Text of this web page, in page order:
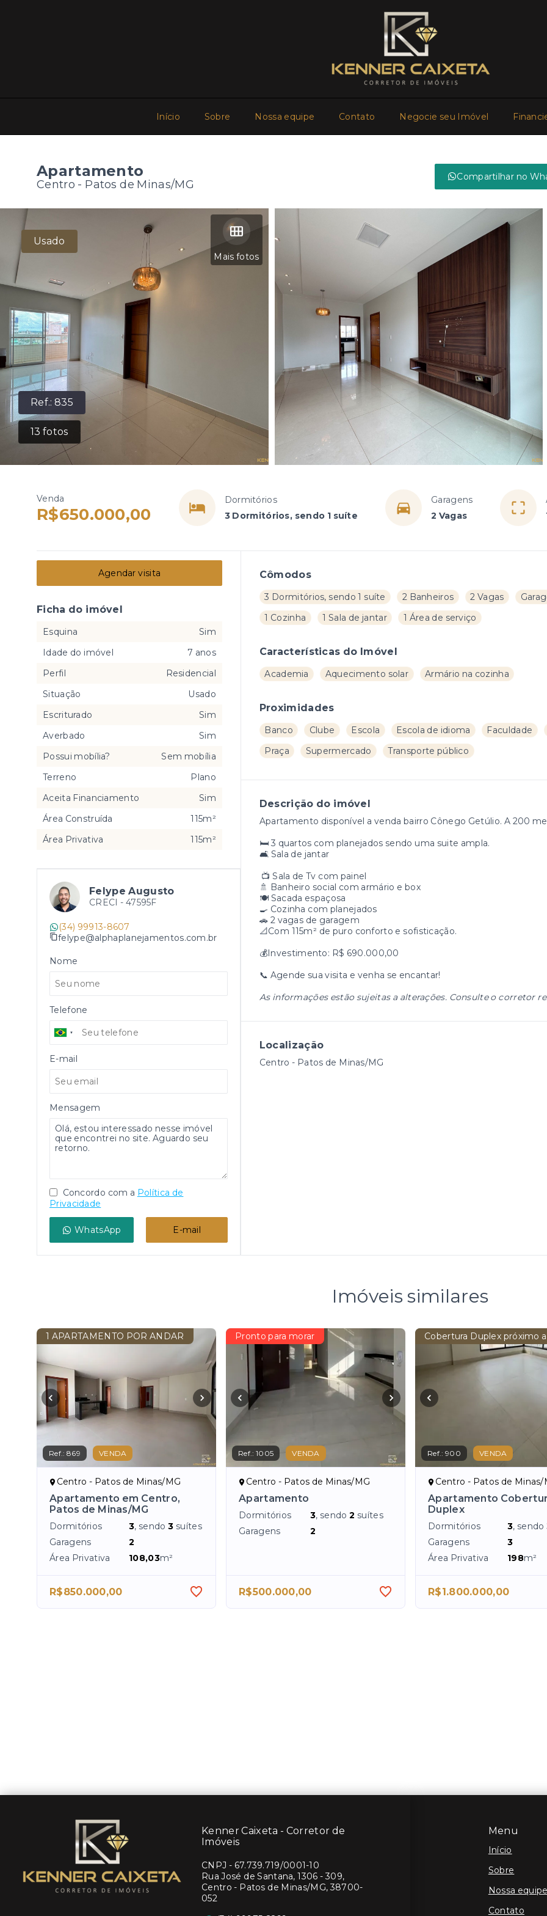
Início Sobre Nossa equipe Contato Negocie seu Imóvel
Apartamento
Centro - Patos de Minas/MG
Compartilhar no
Ref.:835
13 fotos
Mais fotos
Usado
Venda
R$650.000,00
Dormitórios
3 Dormitórios, sendo 1 suíte
Garagens
2 Vagas
Cômodos
3 Dormitórios, sendo 1 suíte 2 Banheiros 2 Vagas
1 Cozinha
1 Sala de jantar 1 Área de serviço
Características do Imóvel
Academia Aquecimento solar Armário na cozinha
Proximidades
Banco Clube Escola Escola de idioma Faculdade
Praça
Supermercado Transporte público
Descrição do imóvel
Apartamento disponível a venda bairro Cônego Getúlio. A 200
🛏️ 3 quartos com planejados sendo uma suite ampla.
🛋️ Sala de jantar
📺 Sala de Tv com painel
🚿 Banheiro social com armário e box
🍽️ Sacada espaçosa
🍳 Cozinha com planejados
🚗 2 vagas de garagem
📐Com 115m² de puro conforto e sofisticação.
💰Investimento: R$ 690.000,00
📞 Agende sua visita e venha se encantar!
As informações estão sujeitas a alterações. Consulte o corretor
Localização
Centro - Patos de Minas/MG
Agendar visita
Ficha do imóvel
Esquina
Sim
Idade do imóvel
7 anos
Perfil
Residencial
Situação
Usado
Escriturado
Sim
Averbado
Sim
Possui mobília?
Sem mobília
Terreno
Plano
Aceita Financiamento
Sim
Área Construída
115m²
Área Privativa
115m²
Felype Augusto
CRECI - 47595F
(34) 99913-8607
felype@alphaplanejamentos.com.br
Nome
Telefone
E-mail
Mensagem
Concordo com a Política de
Privacidade
WhatsApp E-mail
Imóveis similares
1 APARTAMENTO POR ANDAR
Ref.:869 VENDA
Centro - Patos de Minas/MG
Apartamento em Centro,
Patos de Minas/MG
Dormitórios 3, sendo3 suítes
Garagens
2
Área Privativa
108,03m²
R$850.000,00
Pronto para morar
Ref.:1005 VENDA
Centro - Patos de Minas/MG
Apartamento
Dormitórios 3, sendo2 suítes
Garagens
2
R$500.000,00
Cobertura Duplex próximo
Ref.:900 VENDA
Centro - Patos de Minas/
Apartamento
Duplex
Dormitórios 3, sendo
Garagens
3
Área Privativa
198m²
R$1.800.000,00
Menu
Início
Sobre
Nossa equipe
Contato
Kenner Caixeta - Corretor de
Imóveis
CNPJ - 67.739.719/0001-10
Rua José de Santana, 1306 - 309,
Centro - Patos de Minas/MG, 38700-
052